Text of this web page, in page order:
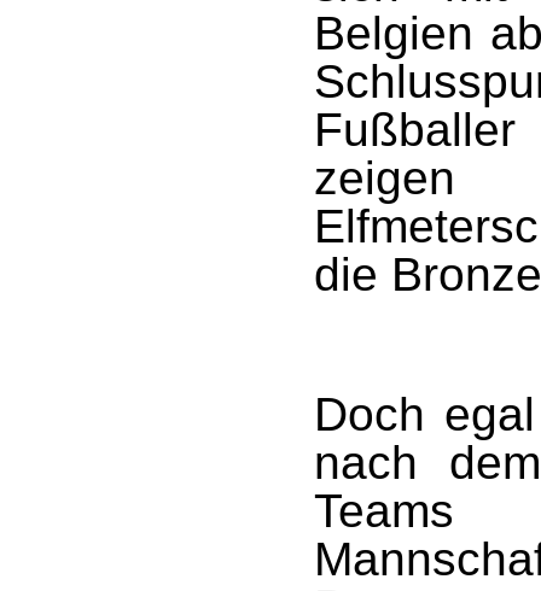
Belgien
zeigen
die
Doch
nach
Teams